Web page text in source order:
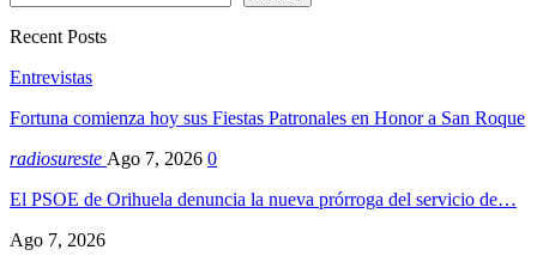
Recent Posts
Entrevistas
Fortuna comienza hoy sus Fiestas Patronales en Honor a San Roque
radiosureste Ago 7, 2026 0
El PSOE de Orihuela denuncia la nueva prórroga del servicio de…
Ago 7, 2026